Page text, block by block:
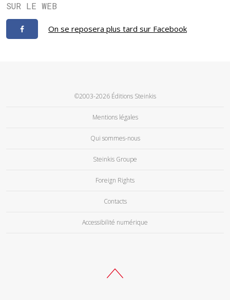
SUR LE WEB
On se reposera plus tard sur Facebook
©2003-2026 Éditions Steinkis
Mentions légales
Qui sommes-nous
Steinkis Groupe
Foreign Rights
Contacts
Accessibilité numérique